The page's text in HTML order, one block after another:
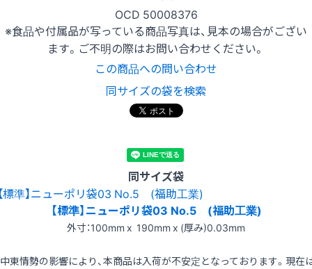
OCD 50008376
※食品や付属品が写っている商品写真は、見本の場合がござい
ます。ご不明の際はお問い合わせください。
この商品への問い合わせ
同サイズの袋を検索
同サイズ袋
【標準】ニューポリ袋03 No.5 (福助工業)
外寸：100mm x 190mm x (厚み)0.03mm
東情勢の影響により、本商品は入荷が不安定となっております。現在